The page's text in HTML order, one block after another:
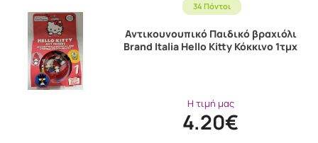
34 Πόντοι
Αντικουνουπικό Παιδικό βραχιόλι
Brand Italia Hello Kitty Κόκκινο 1τμχ
Η τιμή μας
4.20€